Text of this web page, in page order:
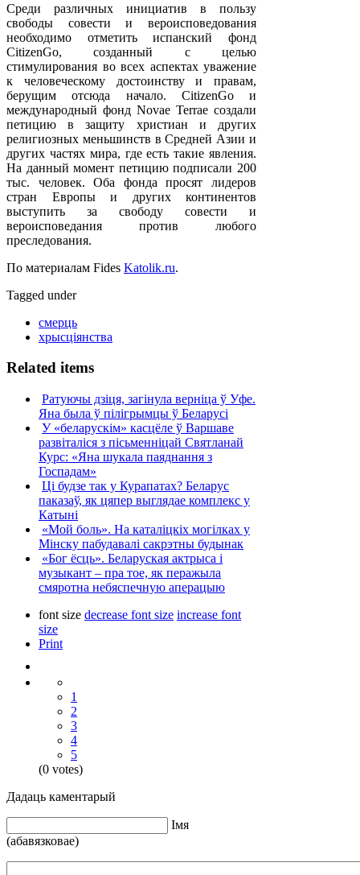
Среди различных инициатив в пользу
свободы совести и вероисповедования
необходимо отметить испанский фонд
CitizenGo, созданный с целью
стимулирования во всех аспектах уважение
к человеческому достоинству и правам,
берущим отсюда начало. CitizenGo и
международный фонд Novae Terrae создали
петицию в защиту христиан и других
религиозных меньшинств в Средней Азии и
других частях мира, где есть такие явления.
На данный момент петицию подписали 200
тыс. человек. Оба фонда просят лидеров
стран Европы и других континентов
выступить за свободу совести и
вероисповедания против любого
преследования.
По материалам Fides Katolik.ru.
Tagged under
смерць
хрысціянства
Related items
Ратуючы дзіця, загінула верніца ў Уфе.
Яна была ў пілігрымцы ў Беларусі
У «беларускім» касцёле ў Варшаве
развіталіся з пісьменніцай Святланай
Курс: «Яна шукала паяднання з
Госпадам»
Ці будзе так у Курапатах? Беларус
паказаў, як цяпер выглядае комплекс у
Катыні
«Мой боль». На каталіцкіх могілках у
Мінску пабудавалі сакрэтны будынак
«Бог ёсць». Беларуская актрыса і
музыкант – пра тое, як перажыла
смяротна небяспечную аперацыю
font size decrease font size increase font
size
Print
1
2
3
4
5
(0 votes)
Дадаць каментарый
Iмя
(абавязковае)